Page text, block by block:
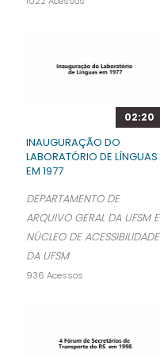
02:20
INAUGURAÇÃO DO
LABORATÓRIO DE LÍNGUAS
EM 1977
DEPARTAMENTO DE
ARQUIVO GERAL DA UFSM E
NÚCLEO DE ACESSIBILIDADE
DA UFSM
936 Acessos